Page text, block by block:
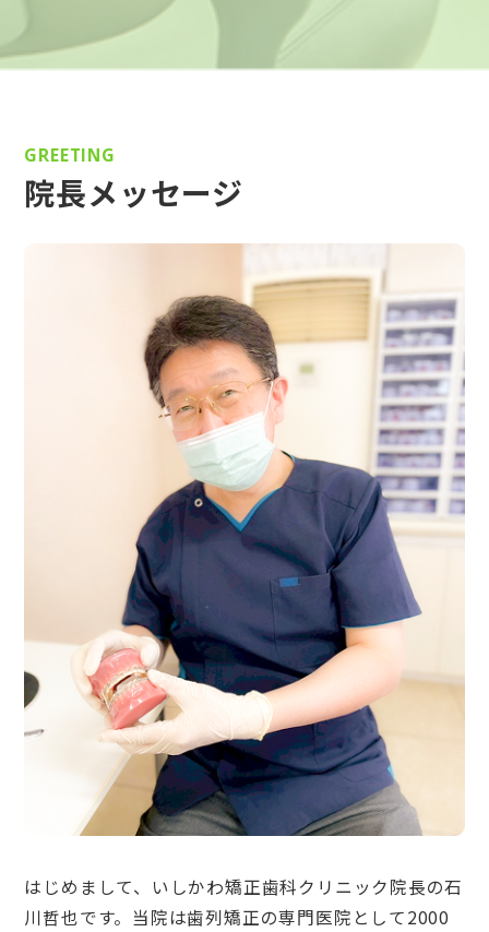
GREETING
院長メッセージ
はじめまして、いしかわ矯正歯科クリニック院長の石
川哲也です。当院は歯列矯正の専門医院として2000